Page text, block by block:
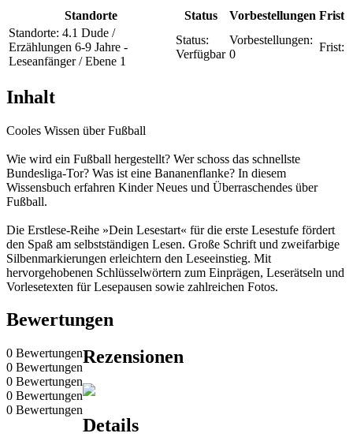
Standorte Status Vorbestellungen Frist
Standorte: 4.1 Dude /
Erzählungen 6-9 Jahre -
Leseanfänger / Ebene 1
Status:
Verfügbar
Vorbestellungen:
0
Frist:
Inhalt
Cooles Wissen über Fußball
Wie wird ein Fußball hergestellt? Wer schoss das schnellste
Bundesliga-Tor? Was ist eine Bananenflanke? In diesem
Wissensbuch erfahren Kinder Neues und Überraschendes über
Fußball.
Die Erstlese-Reihe »Dein Lesestart« für die erste Lesestufe fördert
den Spaß am selbstständigen Lesen. Große Schrift und zweifarbige
Silbenmarkierungen erleichtern den Leseeinstieg. Mit
hervorgehobenen Schlüsselwörtern zum Einprägen, Leserätseln und
Vorlesetexten für Lesepausen sowie zahlreichen Fotos.
Bewertungen
0 Bewertungen
0 Bewertungen
0 Bewertungen
0 Bewertungen
0 Bewertungen
Rezensionen
Details